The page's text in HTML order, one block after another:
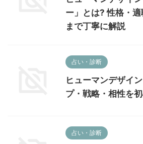
ー」とは? 性格・
まで丁寧に解説
占い・診断
ヒューマンデザイ
プ・戦略・相性を
占い・診断